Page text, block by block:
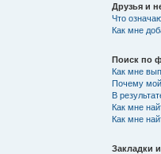
Друзья и
Что
Как мне
Поиск по
Как мне
Почему мой
В
Как мне
Как мне
Закладки